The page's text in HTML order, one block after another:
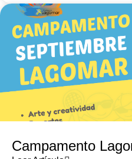
Campamento